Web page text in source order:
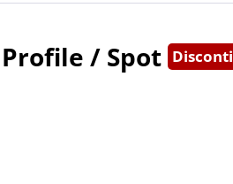
/ Spot